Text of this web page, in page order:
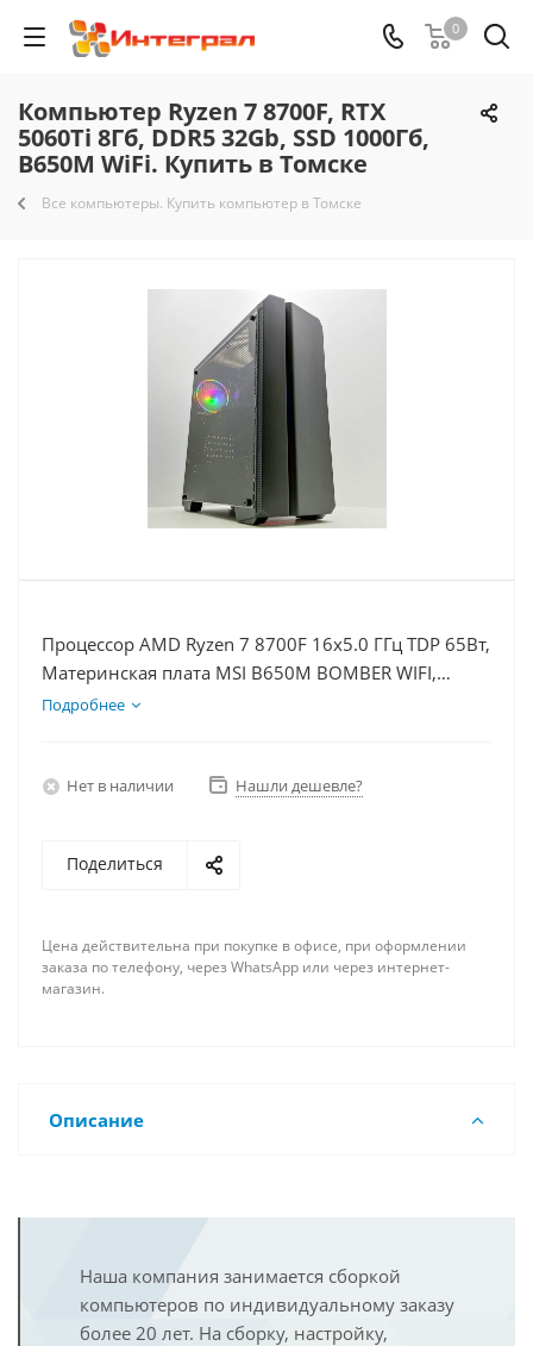
0
Компьютер Ryzen 7 8700F, RTX
5060Ti 8Гб, DDR5 32Gb, SSD 1000Гб,
B650M WiFi. Купить в Томске
Все компьютеры. Купить компьютер в Томске
Процессор AMD Ryzen 7 8700F 16x5.0 ГГц TDP 65Вт,
Материнская плата MSI B650M BOMBER WIFI,
Видеокарта RTX 5060Ti 8Гб, Память DDR5 32Gb,
Подробнее
Нет в наличии Нашли дешевле?
Поделиться
Цена действительна при покупке в офисе, при оформлении
заказа по телефону, через WhatsApp или через интернет-
магазин.
Описание
Наша компания занимается сборкой
компьютеров по индивидуальному заказу
более 20 лет. На сборку, настройку,